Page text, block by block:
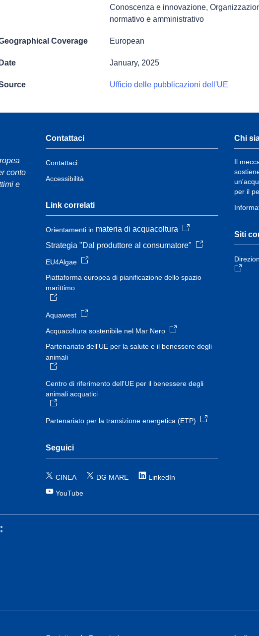
Conoscenza e innovazione,
normativo e amministrativo
Coverage European
Date January, 2025
Ufficio delle pubblicazioni dell'UE
conto
e
Contattaci
Contattaci
Accessibilità
Link correlati
Orientamenti in materia di acquacoltura
Strategia "Dal produttore al consumatore"
EU4Algae
Piattaforma europea di pianificazione dello spazio
marittimo
Aquawest
Acquacoltura sostenibile nel Mar Nero
Partenariato dell'UE per la salute e il benessere degli
animali
Centro di riferimento dell'UE per il benessere degli
animali acquatici
Partenariato per la transizione energetica (ETP)
Seguici
CINEA DG MARE LinkedIn
YouTube
Chi
Il
per il
Siti